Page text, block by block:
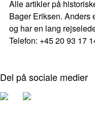
Alle artikler på
Bager Eriksen. Anders
og har en lang
Telefon: +45 20 93 17
Del på sociale medier